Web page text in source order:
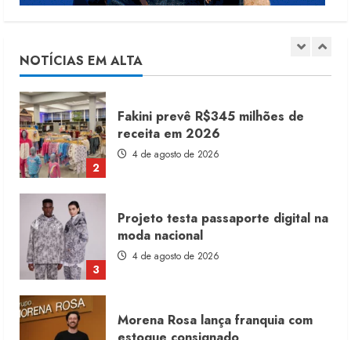
NOTÍCIAS EM ALTA
1
Renata Caixeta assume Movimento
2
Fakini prevê R$345 milhões de
receita em 2026
3
Projeto testa passaporte digital na
moda nacional
Morena Rosa lança franquia com
estoque consignado